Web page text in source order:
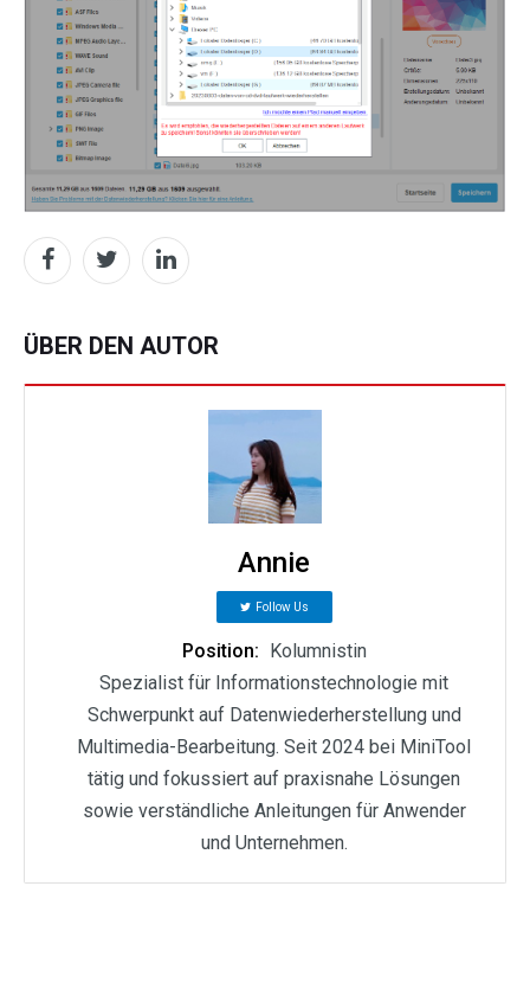
ÜBER DEN AUTOR
Annie
Follow Us
Position: Kolumnistin
Spezialist für Informationstechnologie mit
Schwerpunkt auf Datenwiederherstellung und
Multimedia-Bearbeitung. Seit 2024 bei MiniTool
tätig und fokussiert auf praxisnahe Lösungen
sowie verständliche Anleitungen für Anwender
und Unternehmen.